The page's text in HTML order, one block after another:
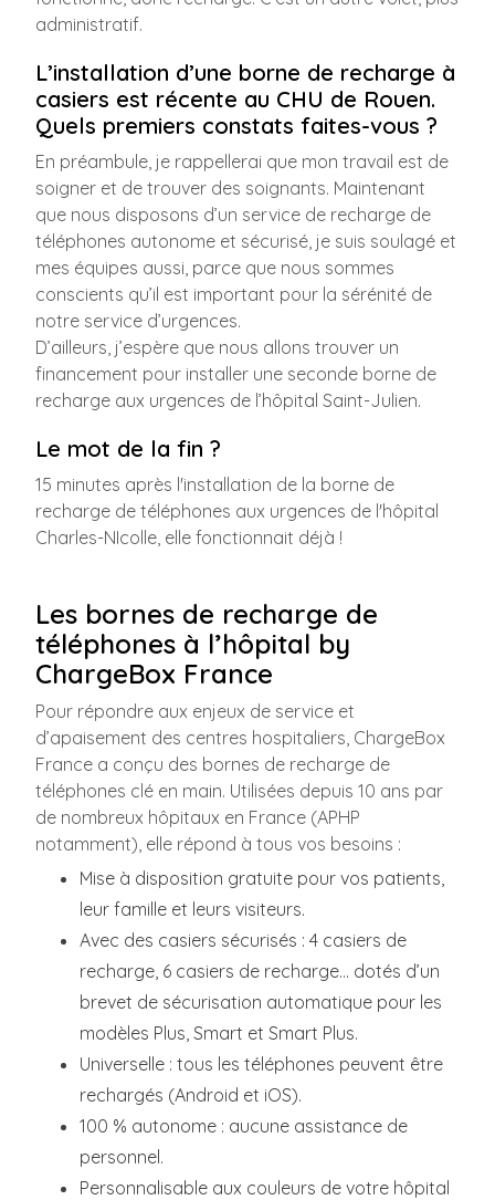
administratif.
L’installation d’une borne de recharge à
casiers est récente au CHU de Rouen.
Quels premiers constats faites-vous ?
En préambule, je rappellerai que mon travail est de
soigner et de trouver des soignants. Maintenant
que nous disposons d’un service de recharge de
téléphones autonome et sécurisé, je suis soulagé et
mes équipes aussi, parce que nous sommes
conscients qu’il est important pour la sérénité de
notre service d’urgences.
D’ailleurs, j’espère que nous allons trouver un
financement pour installer une seconde borne de
recharge aux urgences de l’hôpital Saint-Julien.
Le mot de la fin ?
15 minutes après l'installation de la borne de
recharge de téléphones aux urgences de l'hôpital
Charles-NIcolle, elle fonctionnait déjà !
Les bornes de recharge de
téléphones à l’hôpital by
ChargeBox France
Pour répondre aux enjeux de service et
d’apaisement des centres hospitaliers, ChargeBox
France a conçu des bornes de recharge de
téléphones clé en main. Utilisées depuis 10 ans par
de nombreux hôpitaux en France (APHP
notamment), elle répond à tous vos besoins :
Mise à disposition gratuite pour vos patients,
leur famille et leurs visiteurs.
Avec des casiers sécurisés : 4 casiers de
recharge, 6 casiers de recharge... dotés d’un
brevet de sécurisation automatique pour les
modèles Plus, Smart et Smart Plus.
Universelle : tous les téléphones peuvent être
rechargés (Android et iOS).
100 % autonome : aucune assistance de
personnel.
Personnalisable aux couleurs de votre hôpital